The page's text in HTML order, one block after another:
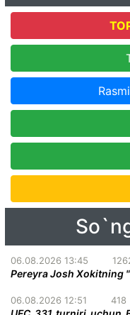
06.08.2026 13:45
Pereyra Josh Xokitning
06.08.2026 12:51 418